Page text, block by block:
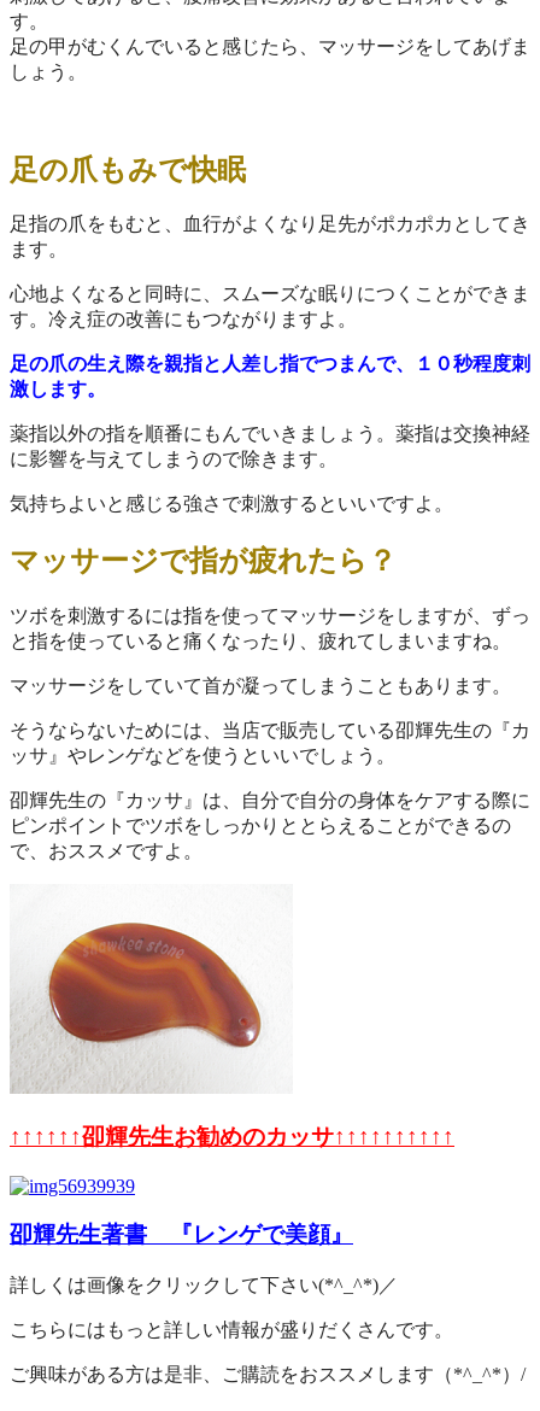
す。
足の甲がむくんでいると感じたら、マッサージをしてあげま
しょう。
足の爪もみで快眠
足指の爪をもむと、血行がよくなり足先がポカポカとしてき
ます。
心地よくなると同時に、スムーズな眠りにつくことができま
す。冷え症の改善にもつながりますよ。
足の爪の生え際を親指と人差し指でつまんで、１０秒程度刺
激します。
薬指以外の指を順番にもんでいきましょう。薬指は交換神経
に影響を与えてしまうので除きます。
気持ちよいと感じる強さで刺激するといいですよ。
マッサージで指が疲れたら？
ツボを刺激するには指を使ってマッサージをしますが、ずっ
と指を使っていると痛くなったり、疲れてしまいますね。
マッサージをしていて首が凝ってしまうこともあります。
そうならないためには、当店で販売している卲輝先生の『カ
ッサ』やレンゲなどを使うといいでしょう。
卲輝先生の『カッサ』は、自分で自分の身体をケアする際に
ピンポイントでツボをしっかりととらえることができるの
で、おススメですよ。
↑↑↑↑↑↑卲輝先生お勧めのカッサ↑↑↑↑↑↑↑↑↑↑
卲輝先生著書 『レンゲで美顔』
詳しくは画像をクリックして下さい(*^_^*)／
こちらにはもっと詳しい情報が盛りだくさんです。
ご興味がある方は是非、ご購読をおススメします（*^_^*）/